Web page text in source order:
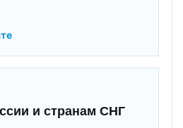
и странам СНГ